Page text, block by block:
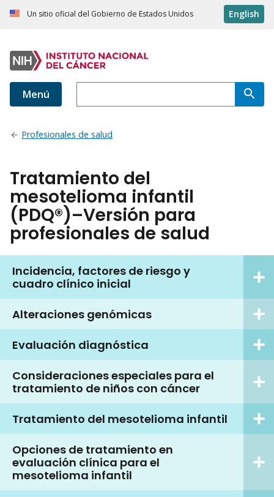
Un sitio oficial del Gobierno de Estados Unidos English
Menú
Profesionales de salud
Tratamiento del
mesotelioma infantil
(PDQ®)–Versión para
profesionales de salud
Incidencia, factores de riesgo y
cuadro clínico inicial
Alteraciones genómicas
Evaluación diagnóstica
Consideraciones especiales para el
tratamiento de niños con cáncer
Tratamiento del mesotelioma infantil
Opciones de tratamiento en
evaluación clínica para el
mesotelioma infantil